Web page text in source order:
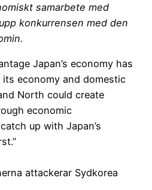
samarbete med
konkurrensen med den
Japan’s economy has
economy and domestic
North could create
economic
up with Japan’s
attackerar Sydkorea